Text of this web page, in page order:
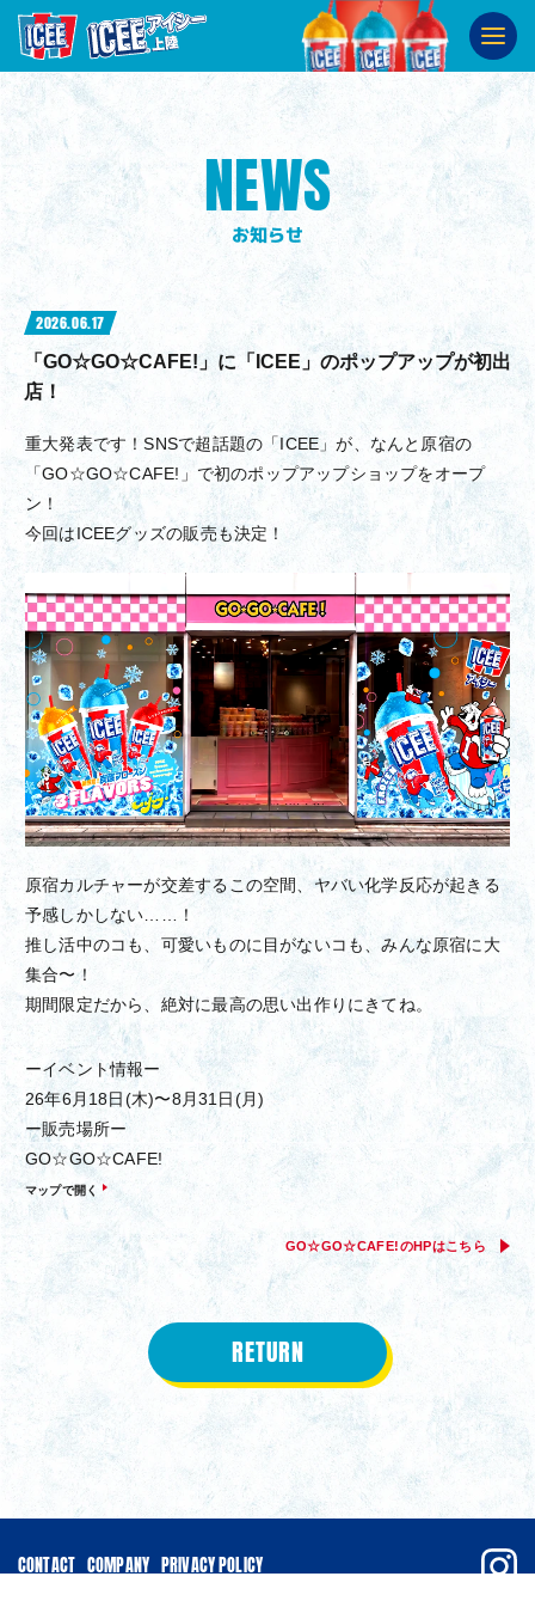
ABOUT
ICEEとは
SHOP
販売店舗
SNS
公式SNS
NEWS
お知らせ
2026.06.17
「GO☆GO☆CAFE!」に「ICEE」のポップアップが初出
店！
重大発表です！SNSで超話題の「ICEE」が、なんと原宿の
「GO☆GO☆CAFE!」で初のポップアップショップをオープ
ン！
今回はICEEグッズの販売も決定！
原宿カルチャーが交差するこの空間、ヤバい化学反応が起きる
予感しかしない……！
推し活中のコも、可愛いものに目がないコも、みんな原宿に大
集合〜！
期間限定だから、絶対に最高の思い出作りにきてね。
ーイベント情報ー
26年6月18日(木)〜8月31日(月)
ー販売場所ー
GO☆GO☆CAFE!
マップで開く
GO☆GO☆CAFE!のHPはこちら
RETURN
CONTACT COMPANY PRIVACY POLICY